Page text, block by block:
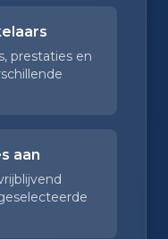
prestaties en
aan